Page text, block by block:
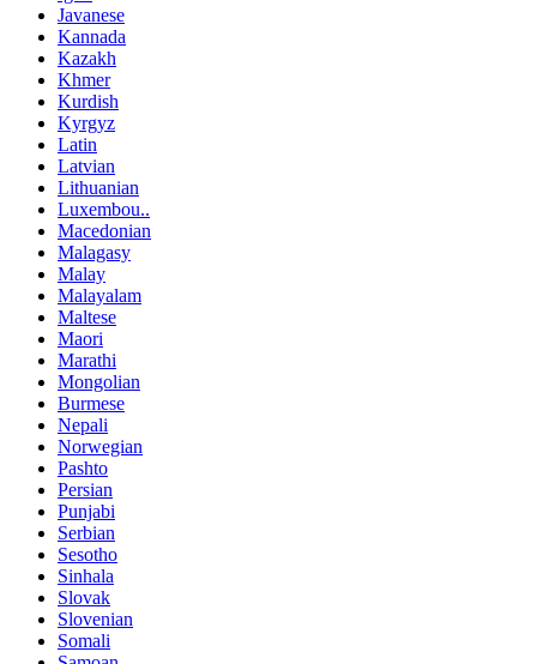
Javanese
Kannada
Kazakh
Khmer
Kurdish
Kyrgyz
Latin
Latvian
Lithuanian
Luxembou..
Macedonian
Malagasy
Malay
Malayalam
Maltese
Maori
Marathi
Mongolian
Burmese
Nepali
Norwegian
Pashto
Persian
Punjabi
Serbian
Sesotho
Sinhala
Slovak
Slovenian
Somali